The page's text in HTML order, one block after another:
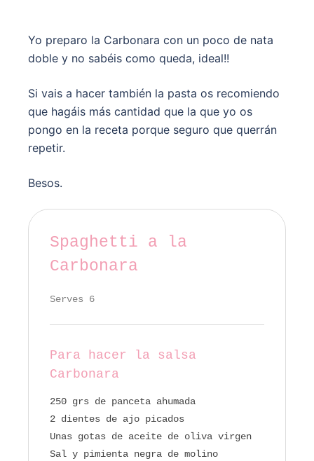
Yo preparo la Carbonara con un poco de nata
doble y no sabéis como queda, ideal!!
Si vais a hacer también la pasta os recomiendo
que hagáis más cantidad que la que yo os
pongo en la receta porque seguro que querrán
repetir.
Besos.
Spaghetti a la
Carbonara
Serves 6
Para hacer la salsa
Carbonara
250 grs de panceta ahumada
2 dientes de ajo picados
Unas gotas de aceite de oliva virgen
Sal y pimienta negra de molino